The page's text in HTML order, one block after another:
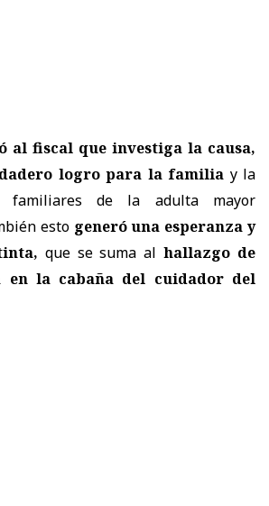
al fiscal que investiga la causa,
logro para la familia y la
familiares de la adulta mayor
esto generó una esperanza y
que se suma al hallazgo de
en la cabaña del cuidador del